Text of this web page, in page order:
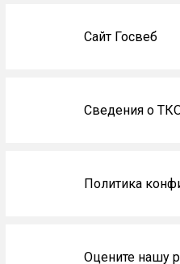
Сайт Госвеб
Сведения о
Политика
Оцените нашу